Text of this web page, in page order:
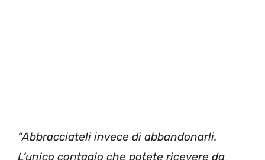
“Abbracciateli invece di abbandonarli.
L’unico contagio che potete ricevere da